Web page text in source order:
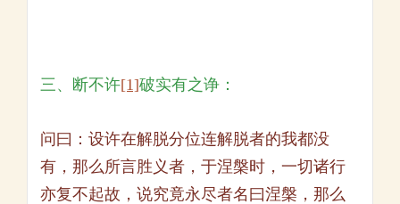
三、断不许[1]破实有之诤：
问曰：设许在解脱分位连解脱者的我都没
有，那么所言胜义者，于涅槃时，一切诸行
亦复不起故，说究竟永尽者名曰涅槃，那么